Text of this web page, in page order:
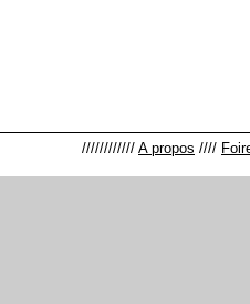
//////////// A propos ////